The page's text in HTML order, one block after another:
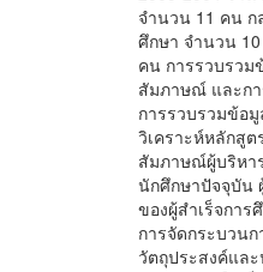
จำนวน 11 คน ก
ศึกษา จำนวน
คน การรวบรว
สัมภาษณ์ และกา
การรวบรวมข้อ
วิเคราะห์หลักสู
สัมภาษณ์ผู้บริหา
นักศึกษาปัจจุบัน
ของผู้สำเร็จกา
การจัดกระบวน
วัตถุประสงค์แล